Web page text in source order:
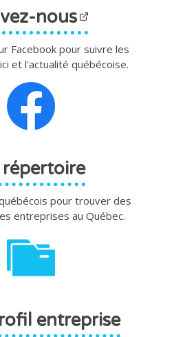
nous
Facebook pour suivre les
et l'actualité québécoise.
répertoire
pour trouver des
entreprises au Québec.
entreprise